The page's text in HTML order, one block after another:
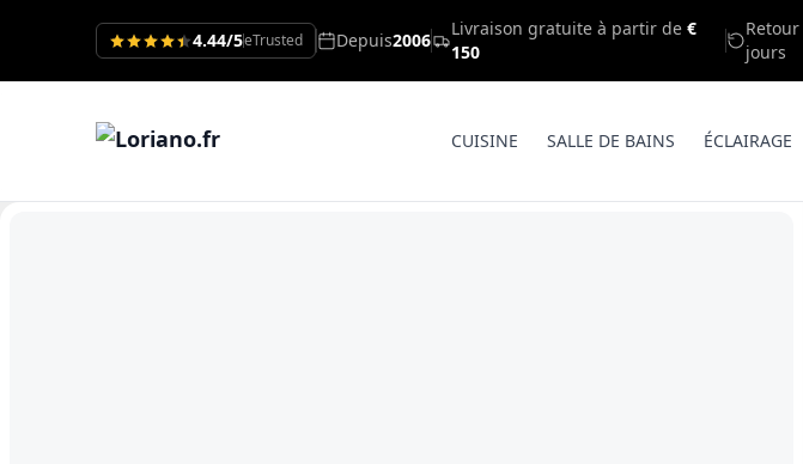
4.44/5eTrusted Depuis2006
Livraison gratuite à partir de €
150
jours
CUISINE SALLE DE BAINS ÉCLAIRAGE